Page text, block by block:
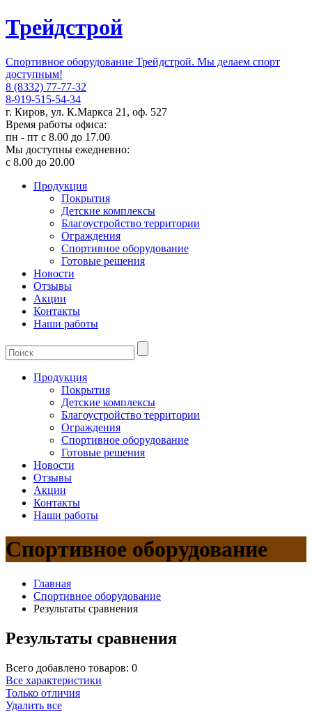
Трейдстрой
Спортивное оборудование Трейдстрой. Мы делаем спорт
доступным!
8 (8332) 77-77-32
8-919-515-54-34
г. Киров, ул. К.Маркса 21, оф. 527
Время работы офиса:
пн - пт с 8.00 до 17.00
Мы доступны ежедневно:
с 8.00 до 20.00
Продукция
Покрытия
Детские комплексы
Благоустройство территории
Ограждения
Спортивное оборудование
Готовые решения
Новости
Отзывы
Акции
Контакты
Наши работы
Продукция
Покрытия
Детские комплексы
Благоустройство территории
Ограждения
Спортивное оборудование
Готовые решения
Новости
Отзывы
Акции
Контакты
Наши работы
Спортивное оборудование
Главная
Спортивное оборудование
Результаты сравнения
Результаты сравнения
Всего добавлено товаров: 0
Все характеристики
Только отличия
Удалить все